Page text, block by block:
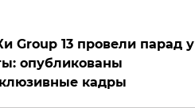
Group 13 провели парад у
опубликованы
кадры